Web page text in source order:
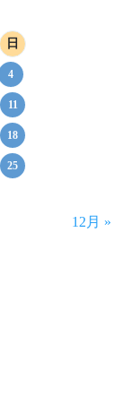
日
4
11
18
25
12月 »